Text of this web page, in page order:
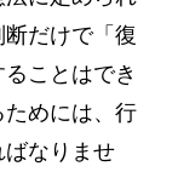
だけで「復
ことはでき
ためには、行
なりませ